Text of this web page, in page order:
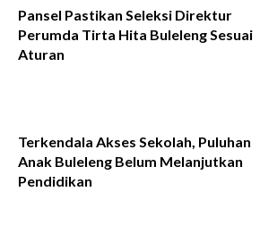
Pansel Pastikan Seleksi Direktur
Perumda Tirta Hita Buleleng Sesuai
Aturan
Terkendala Akses Sekolah, Puluhan
Anak Buleleng Belum Melanjutkan
Pendidikan